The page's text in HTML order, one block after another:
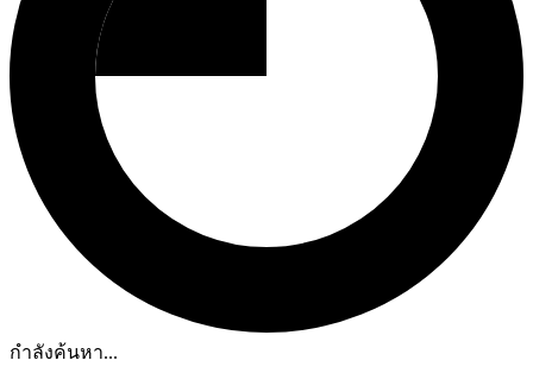
กำลังค้นหา...